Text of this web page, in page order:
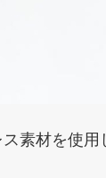
素材を使